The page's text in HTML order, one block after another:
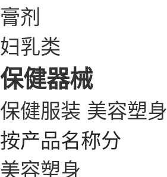
膏剂
妇乳类
保健器械
保健服装 美容塑身
按产品名称分
美容塑身